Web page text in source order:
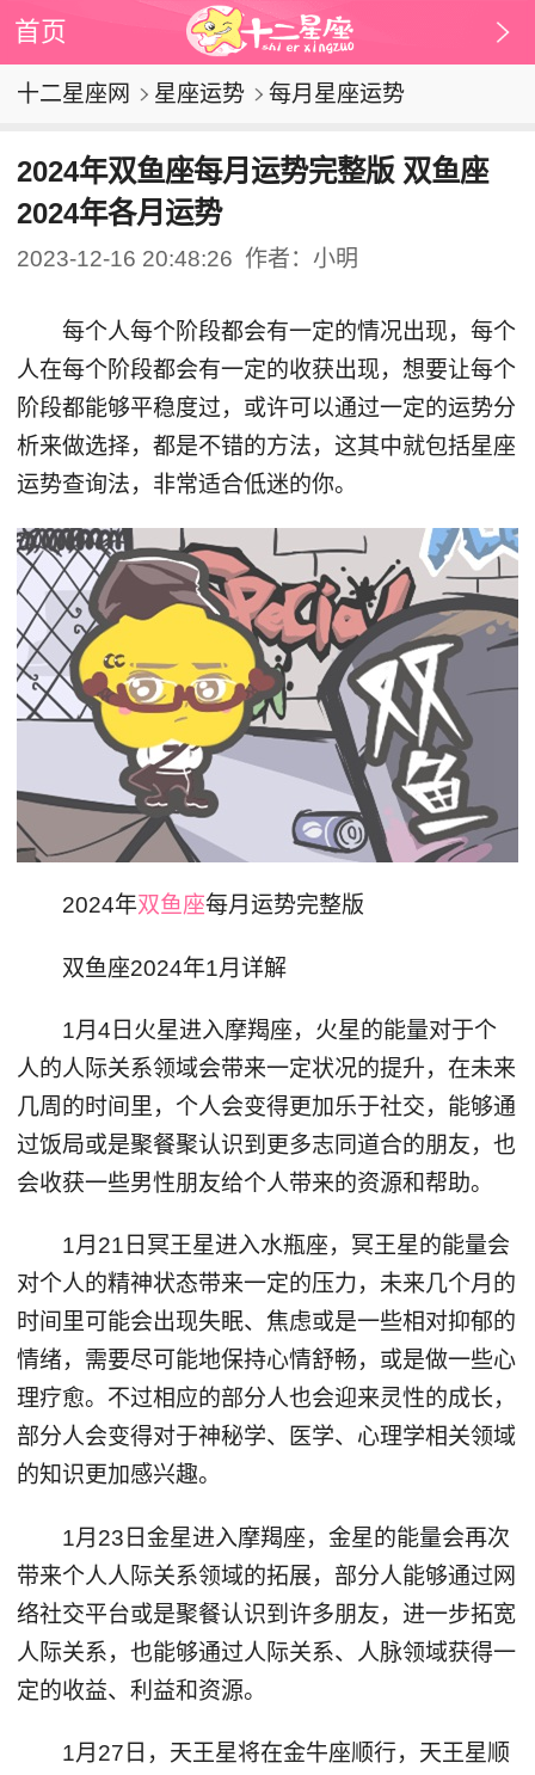
首页
十二星座网 星座运势 每月星座运势
2024年双鱼座每月运势完整版 双鱼座
2024年各月运势
2023-12-16 20:48:26 作者：小明
每个人每个阶段都会有一定的情况出现，每个
人在每个阶段都会有一定的收获出现，想要让每个
阶段都能够平稳度过，或许可以通过一定的运势分
析来做选择，都是不错的方法，这其中就包括星座
运势查询法，非常适合低迷的你。
2024年双鱼座每月运势完整版
双鱼座2024年1月详解
1月4日火星进入摩羯座，火星的能量对于个
人的人际关系领域会带来一定状况的提升，在未来
几周的时间里，个人会变得更加乐于社交，能够通
过饭局或是聚餐聚认识到更多志同道合的朋友，也
会收获一些男性朋友给个人带来的资源和帮助。
1月21日冥王星进入水瓶座，冥王星的能量会
对个人的精神状态带来一定的压力，未来几个月的
时间里可能会出现失眠、焦虑或是一些相对抑郁的
情绪，需要尽可能地保持心情舒畅，或是做一些心
理疗愈。不过相应的部分人也会迎来灵性的成长，
部分人会变得对于神秘学、医学、心理学相关领域
的知识更加感兴趣。
1月23日金星进入摩羯座，金星的能量会再次
带来个人人际关系领域的拓展，部分人能够通过网
络社交平台或是聚餐认识到许多朋友，进一步拓宽
人际关系，也能够通过人际关系、人脉领域获得一
定的收益、利益和资源。
1月27日，天王星将在金牛座顺行，天王星顺